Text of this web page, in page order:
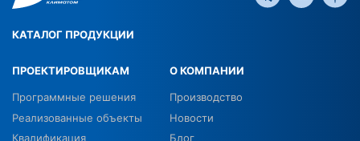
КАТАЛОГ ПРОДУКЦИИ
ПРОЕКТИРОВЩИКАМ
Программные решения
Реализованные объекты
Квалификация
О КОМПАНИИ
Производство
Новости
Блог